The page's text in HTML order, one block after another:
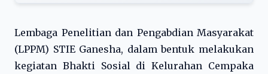
Lembaga Penelitian dan Pengabdian Masyarakat
(LPPM) STIE Ganesha, dalam bentuk melakukan
kegiatan Bhakti Sosial di Kelurahan Cempaka